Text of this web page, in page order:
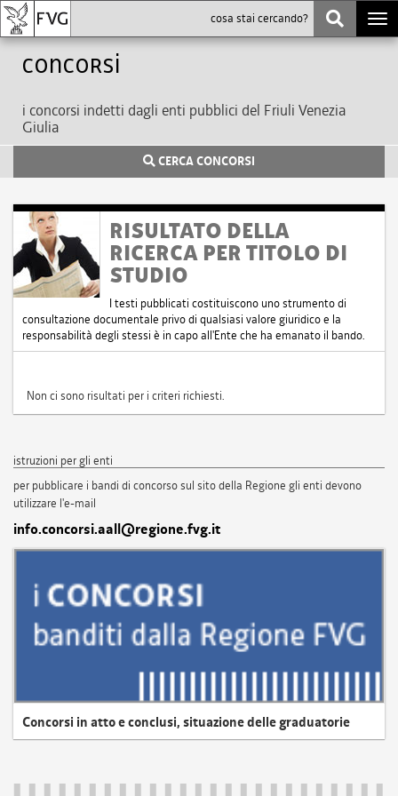
Concorsi
i concorsi indetti dagli enti pubblici del Friuli Venezia
Giulia
CERCA CONCORSI
RISULTATO DELLA
RICERCA PER TITOLO DI
STUDIO
I testi pubblicati costituiscono uno strumento di
consultazione documentale privo di qualsiasi valore giuridico e la
responsabilità degli stessi è in capo all'Ente che ha emanato il bando.
Non ci sono risultati per i criteri richiesti.
istruzioni per gli enti
per pubblicare i bandi di concorso sul sito della Regione gli enti devono
utilizzare l'e-mail
info.concorsi.aall@regione.fvg.it
Concorsi in atto e conclusi, situazione delle graduatorie